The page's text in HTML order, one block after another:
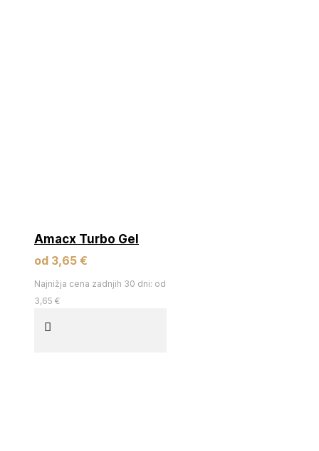
Amacx Turbo Gel
od 3,65 €
Najnižja cena zadnjih 30 dni: od
3,65 €